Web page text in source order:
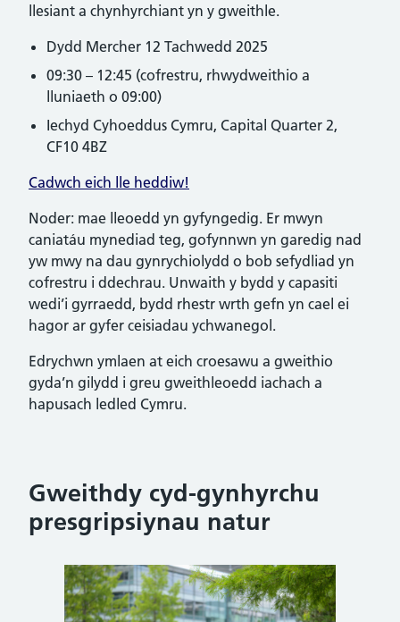
llesiant a chynhyrchiant yn y gweithle.
Dydd Mercher 12 Tachwedd 2025
09:30 – 12:45 (cofrestru, rhwydweithio a
lluniaeth o 09:00)
Iechyd Cyhoeddus Cymru, Capital Quarter 2,
CF10 4BZ
Cadwch eich lle heddiw!
Noder: mae lleoedd yn gyfyngedig. Er mwyn
caniatáu mynediad teg, gofynnwn yn garedig nad
yw mwy na dau gynrychiolydd o bob sefydliad yn
cofrestru i ddechrau. Unwaith y bydd y capasiti
wedi’i gyrraedd, bydd rhestr wrth gefn yn cael ei
hagor ar gyfer ceisiadau ychwanegol.
Edrychwn ymlaen at eich croesawu a gweithio
gyda’n gilydd i greu gweithleoedd iachach a
hapusach ledled Cymru.
Gweithdy cyd-gynhyrchu
presgripsiynau natur